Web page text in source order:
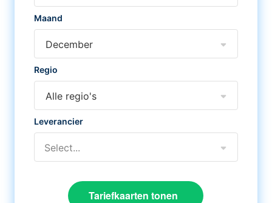
Maand
December
Regio
Alle regio's
Leverancier
Select...
Tariefkaarten tonen